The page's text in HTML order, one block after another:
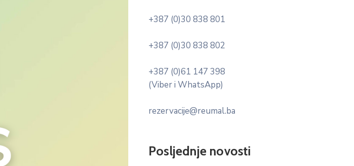
+387 (0)30 838 801
+387 (0)30 838 802
+387 (0)61 147 398
(Viber i WhatsApp)
rezervacije@reumal.ba
Posljednje novosti